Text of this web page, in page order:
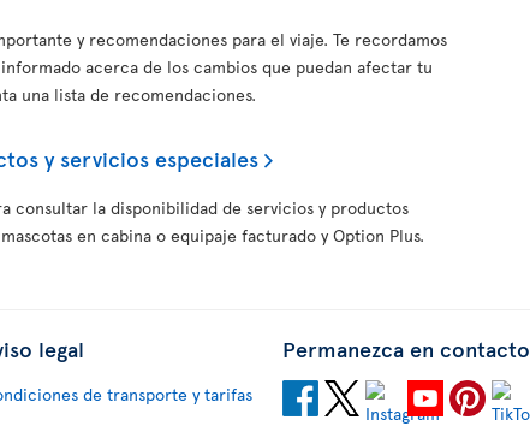
y recomendaciones para el viaje. Te recordamos
acerca de los cambios que puedan afectar tu
una lista de recomendaciones.
y servicios especiales
consultar la disponibilidad de servicios y productos
en cabina o equipaje facturado y Option Plus.
legal
de transporte y tarifas
Permanezca en contacto